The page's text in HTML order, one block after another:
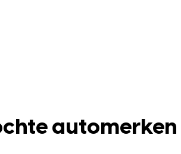
automerken